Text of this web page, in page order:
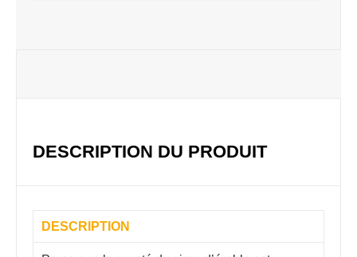
DESCRIPTION DU PRODUIT
DESCRIPTION